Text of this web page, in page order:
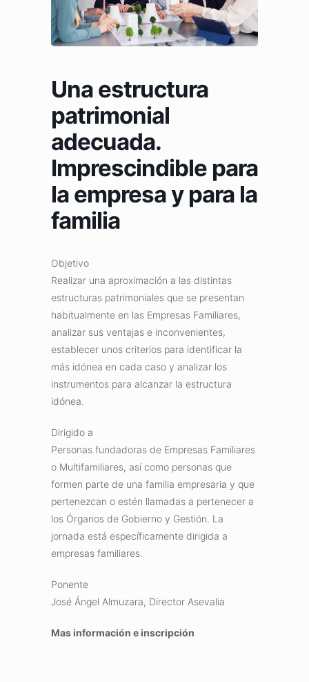
Una estructura
patrimonial
adecuada.
Imprescindible para
la empresa y para la
familia
Objetivo
Realizar una aproximación a las distintas
estructuras patrimoniales que se presentan
habitualmente en las Empresas Familiares,
analizar sus ventajas e inconvenientes,
establecer unos criterios para identificar la
más idónea en cada caso y analizar los
instrumentos para alcanzar la estructura
idónea.
Dirigido a
Personas fundadoras de Empresas Familiares
o Multifamiliares, así como personas que
formen parte de una familia empresaria y que
pertenezcan o estén llamadas a pertenecer a
los Órganos de Gobierno y Gestión. La
jornada está específicamente dirigida a
empresas familiares.
Ponente
José Ángel Almuzara, Director Asevalia
Mas información e inscripción